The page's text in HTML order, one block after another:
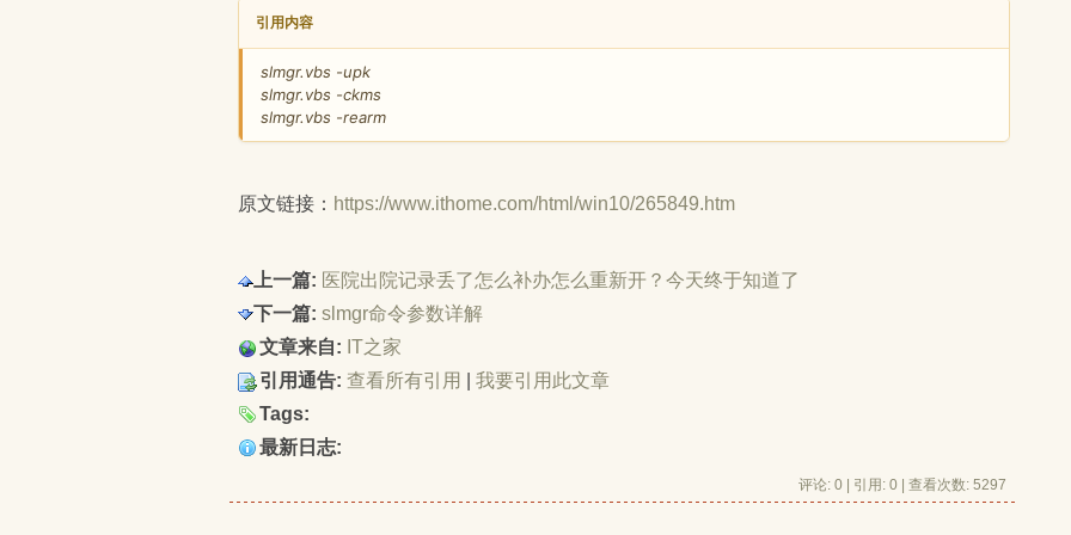
引用内容
slmgr.vbs -upk
slmgr.vbs -ckms
slmgr.vbs -rearm
原文链接： https://www.ithome.com/html/win10/265849.htm
上一篇: 医院出院记录丢了怎么补办怎么重新开？今天终于知道了
下一篇: slmgr命令参数详解
文章来自: IT之家
引用通告: 查看所有引用
我要引用此文章
Tags:
最新日志:
评论: 0 | 引用: 0 | 查看次数: 5297